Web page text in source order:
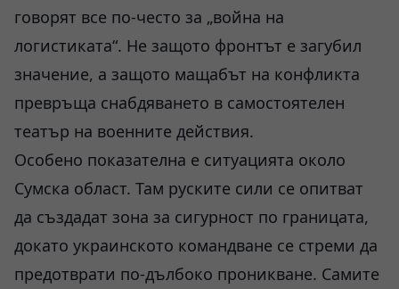
говорят все по-често за „война на
логистиката“. Не защото фронтът е загубил
значение, а защото мащабът на конфликта
превръща снабдяването в самостоятелен
театър на военните действия.
Особено показателна е ситуацията около
Сумска област. Там руските сили се опитват
да създадат зона за сигурност по границата,
докато украинското командване се стреми да
предотврати по-дълбоко проникване. Самите